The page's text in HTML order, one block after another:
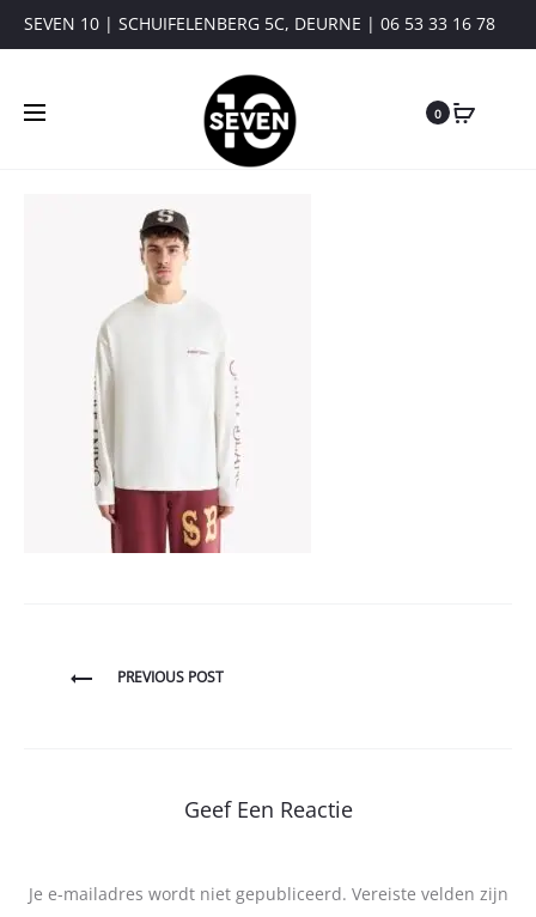
SEVEN 10 | SCHUIFELENBERG 5C, DEURNE | 06 53 33 16 78
0
BerichtPREVIOUS POST
Geef Een Reactie
Je e-mailadres wordt niet gepubliceerd. Vereiste velden zijn